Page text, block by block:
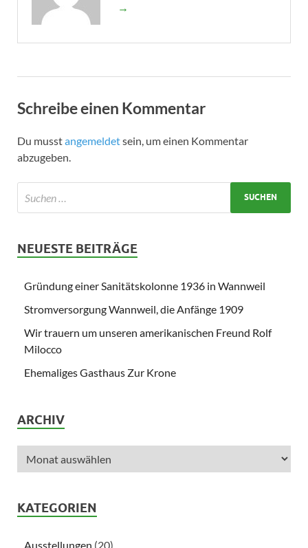
→
Schreibe einen Kommentar
Du musstangemeldetsein, um einen Kommentar
abzugeben.
NEUESTE BEITRÄGE
Gründung einer Sanitätskolonne 1936 in Wannweil
Stromversorgung Wannweil, die Anfänge 1909
Wir trauern um unseren amerikanischen Freund Rolf
Milocco
Ehemaliges Gasthaus Zur Krone
ARCHIV
KATEGORIEN
Ausstellungen (20)